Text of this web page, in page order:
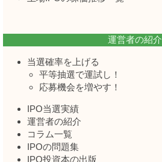
運営者の紹介
当選確率を上げる
平等抽選で運試し！
応募機会を増やす！
IPO当選実績
運営者の紹介
コラム一覧
IPOの問題集
IPO投資本の出版